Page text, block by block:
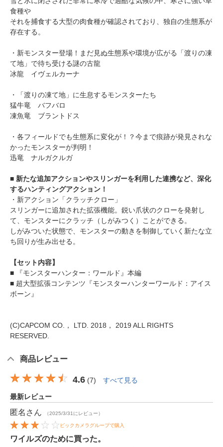
食種や
それを捕食する大型の肉食種が確認されており、独自の生態系が
存在する。
・新モンスター登場！まだ見ぬ生態系や環境が広がる「渡りの凍
て地」で待ち受ける謎の古龍
冰龍 イヴェルカーナ
・「渡りの凍て地」に生息するモンスターたち
猛牛竜 バフバロ
凍魚竜 ブラントドス
・各フィールドでも生態系に変化が！？今まで痕跡が発見されな
かったモンスターが判明！
迅竜 ナルガクルガ
■ 新たな追加アクションやスリンガーを利用した連携など、深化
するハンティングアクション！
・新アクション「クラッチクロー」
スリンガーに追加された拡張機能。鋭い爪状のクローを発射し
て、モンスターにクラッチ（しがみつく）ことができる。
しがみついた状態で、モンスターの動きを制御していく新たな立
ち回りが生み出せる。
【セット内容】
■ 『モンスターハンター：ワールド』本編
■ 超大型拡張コンテンツ『モンスターハンターワールド：アイス
ボーン』
(C)CAPCOM CO.， LTD. 2018， 2019 ALL RIGHTS
RESERVED.
商品レビュー
4.6 (7) すべて見る
最新レビュー
匿名 さん （2025/3/31にレビュー）
ビックカメラグループで購入
ワイルズのために買った。